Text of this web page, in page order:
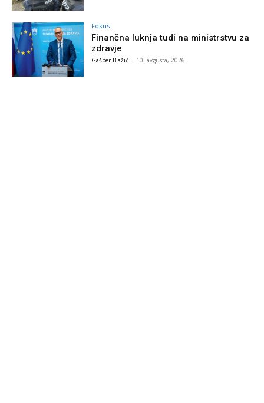
Fokus
Finančna luknja tudi na ministrstvu za
zdravje
Gašper Blažič - 10. avgusta, 2026